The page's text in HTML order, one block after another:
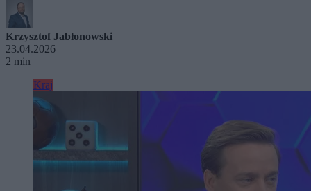
Krzysztof Jabłonowski
23.04.2026
2 min
Kraj